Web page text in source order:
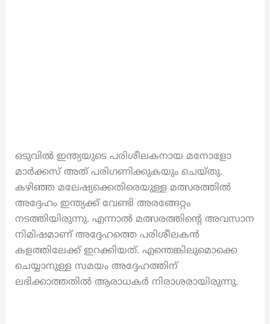
ഒടുവിൽ ഇന്ത്യയുടെ പരിശീലകനായ മനോളോ
മാർക്കസ് അത് പരിഗണിക്കുകയും ചെയ്തു.
കഴിഞ്ഞ മലേഷ്യക്കെതിരെയുള്ള മത്സരത്തിൽ
അദ്ദേഹം ഇന്ത്യക്ക് വേണ്ടി അരങ്ങേറ്റം
നടത്തിയിരുന്നു. എന്നാൽ മത്സരത്തിന്റെ അവസാന
നിമിഷമാണ് അദ്ദേഹത്തെ പരിശീലകൻ
കളത്തിലേക്ക് ഇറക്കിയത്. എന്തെങ്കിലുമൊക്കെ
ചെയ്യാനുള്ള സമയം അദ്ദേഹത്തിന്
ലഭിക്കാത്തതിൽ ആരാധകർ നിരാശരായിരുന്നു.